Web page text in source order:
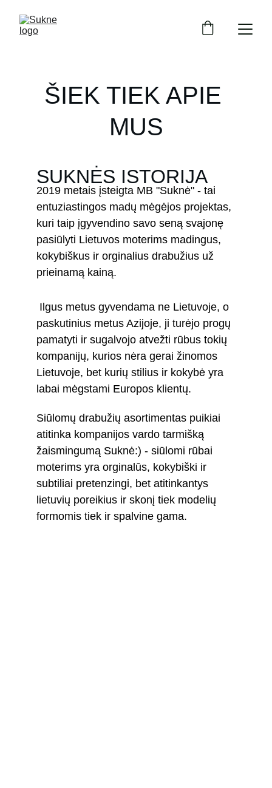
ŠIEK TIEK APIE
MUS
SUKNĖS ISTORIJA
2019 metais įsteigta MB "Suknė" - tai
entuziastingos madų mėgėjos projektas,
kuri taip įgyvendino savo seną svajonę
pasiūlyti Lietuvos moterims madingus,
kokybiškus ir orginalius drabužius už
prieinamą kainą.
paskutinius metus Azijoje, ji turėjo progų
pamatyti ir sugalvojo atvežti rūbus tokių
kompanijų, kurios nėra gerai žinomos
Lietuvoje, bet kurių stilius ir kokybė yra
labai mėgstami Europos klientų.
Siūlomų drabužių asortimentas puikiai
atitinka kompanijos vardo tarmišką
žaismingumą Suknė:) - siūlomi rūbai
moterims yra orginalūs, kokybiški ir
subtiliai pretenzingi, bet atitinkantys
lietuvių poreikius ir skonį tiek modelių
formomis tiek ir spalvine gama.